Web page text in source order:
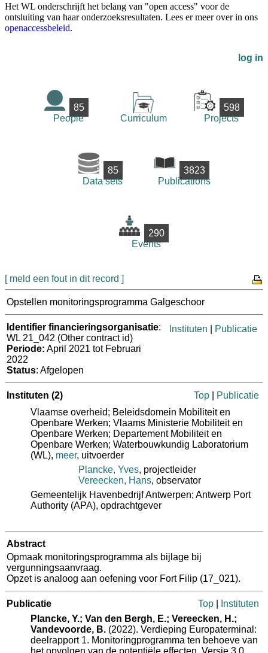
Het WL onderschrijft het belang van "open access" voor de
ontsluiting van haar onderzoeksresultaten. Lees er meer over in ons
openaccessbeleid.
log in
85
People
Curriculum
598
Projects
85
Data sets
3823
Publications
290
Events
[ meld een fout in dit record ]
Opstellen monitoringsprogramma Galgeschoor
Identifier financieringsorganisatie:
WL 21_042 (Other contract id)
Periode: April 2021 tot Februari
2022
Status: Afgelopen
Instituten Publicatie
Instituten (2) Top
Publicatie
Vlaamse overheid; Beleidsdomein Mobiliteit en
Openbare Werken; Vlaams Ministerie Mobiliteit en
Openbare Werken; Departement Mobiliteit en
Openbare Werken; Waterbouwkundig Laboratorium
(WL), meer, uitvoerder
Plancke, Yves, projectleider
Vereecken, Hans, observator
Gemeentelijk Havenbedrijf Antwerpen; Antwerp Port
Authority (APA), opdrachtgever
Abstract
Opmaak monitoringsprogramma als bijlage bij
vergunningsaanvraag.
Opzet is analoog aan oefening voor Fort Filip (17_021​).
Publicatie Top
Instituten
Plancke, Y.; Van den Bergh, E.; Vereecken, H.;
Vandevoorde, B. (2022). Verdieping Europaterminal:
deelrapport 1. Monitoringprogramma ten behoeve van
het opvolgen van de potentiële effecten. Versie 3.0.